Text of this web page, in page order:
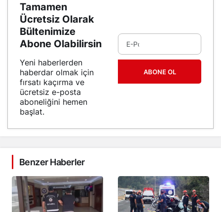
Tamamen
Ücretsiz Olarak
Bültenimize
Abone Olabilirsin
Yeni haberlerden
haberdar olmak için
fırsatı kaçırma ve
ücretsiz e-posta
aboneliğini hemen
başlat.
ABONE OL
Benzer Haberler